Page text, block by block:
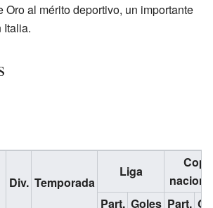
Oro al mérito deportivo, un importante
Italia.
Div. Temporada
Liga
Copa
Part. Goles Part.